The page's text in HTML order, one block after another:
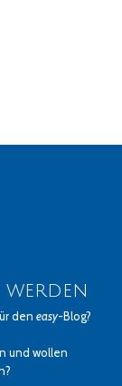
werden
deneasy-Blog?
und wollen